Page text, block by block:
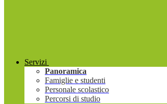
Servizi
Panoramica
Famiglie e studenti
Personale scolastico
Percorsi di studio